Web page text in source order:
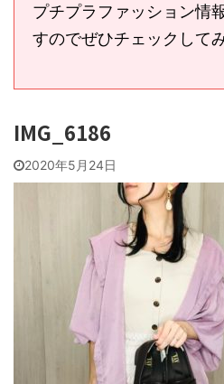
プチプラファッション情
すのでぜひチェックして
IMG_6186
2020年5月24日